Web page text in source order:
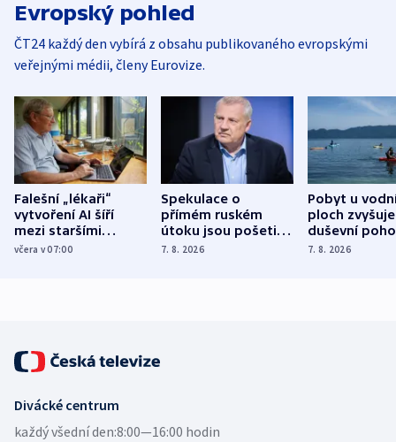
Evropský pohled
ČT24 každý den vybírá z obsahu publikovaného evropskými
veřejnými médii, členy Eurovize.
Falešní „lékaři“
vytvoření AI šíří
mezi staršími
Poláky nebezpečné
včera v 07:00
Spekulace o
přímém ruském
útoku jsou pošetilé,
míní estonský
7. 8. 2026
Pobyt u
ploch zvyšuje
duševní
ukázala
7. 8. 2026
Divácké centrum
každý všední den:8:00—16:00 hodin